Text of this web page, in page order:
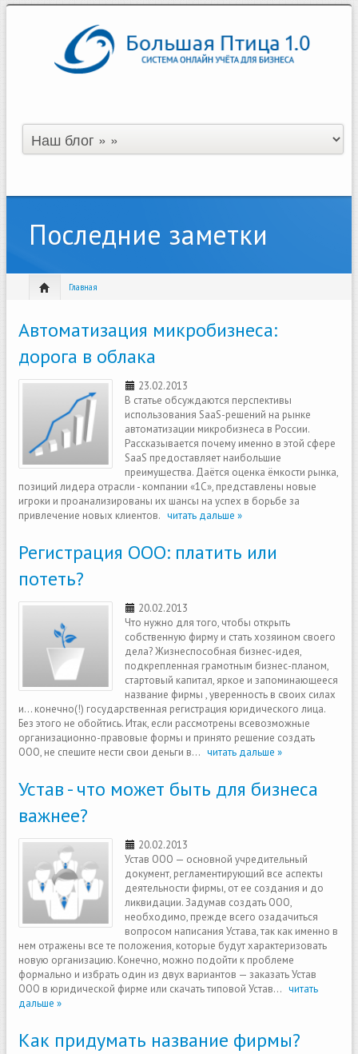
Последние заметки
Главная
Автоматизация микробизнеса:
дорога в облака
23.02.2013
В статье обсуждаются перспективы
использования SaaS-решений на рынке
автоматизации микробизнеса в России.
Рассказывается почему именно в этой сфере
SaaS предоставляет наибольшие
преимущества. Даётся оценка ёмкости рынка,
позиций лидера отрасли - компании «1С», представлены новые
игроки и проанализированы их шансы на успех в борьбе за
привлечение новых клиентов. читать дальше »
Регистрация ООО: платить или
потеть?
20.02.2013
Что нужно для того, чтобы открыть
собственную фирму и стать хозяином своего
дела? Жизнеспособная бизнес-идея,
подкрепленная грамотным бизнес-планом,
стартовый капитал, яркое и запоминающееся
название фирмы , уверенность в своих силах
и... конечно(!) государственная регистрация юридического лица.
Без этого не обойтись. Итак, если рассмотрены всевозможные
организационно-правовые формы и принято решение создать
ООО, не спешите нести свои деньги в... читать дальше »
Устав - что может быть для бизнеса
важнее?
20.02.2013
Устав ООО — основной учредительный
документ, регламентирующий все аспекты
деятельности фирмы, от ее создания и до
ликвидации. Задумав создать ООО,
необходимо, прежде всего озадачиться
вопросом написания Устава, так как именно в
нем отражены все те положения, которые будут характеризовать
новую организацию. Конечно, можно подойти к проблеме
формально и избрать один из двух вариантов — заказать Устав
ООО в юридической фирме или скачать типовой Устав... читать
дальше »
Как придумать название фирмы?